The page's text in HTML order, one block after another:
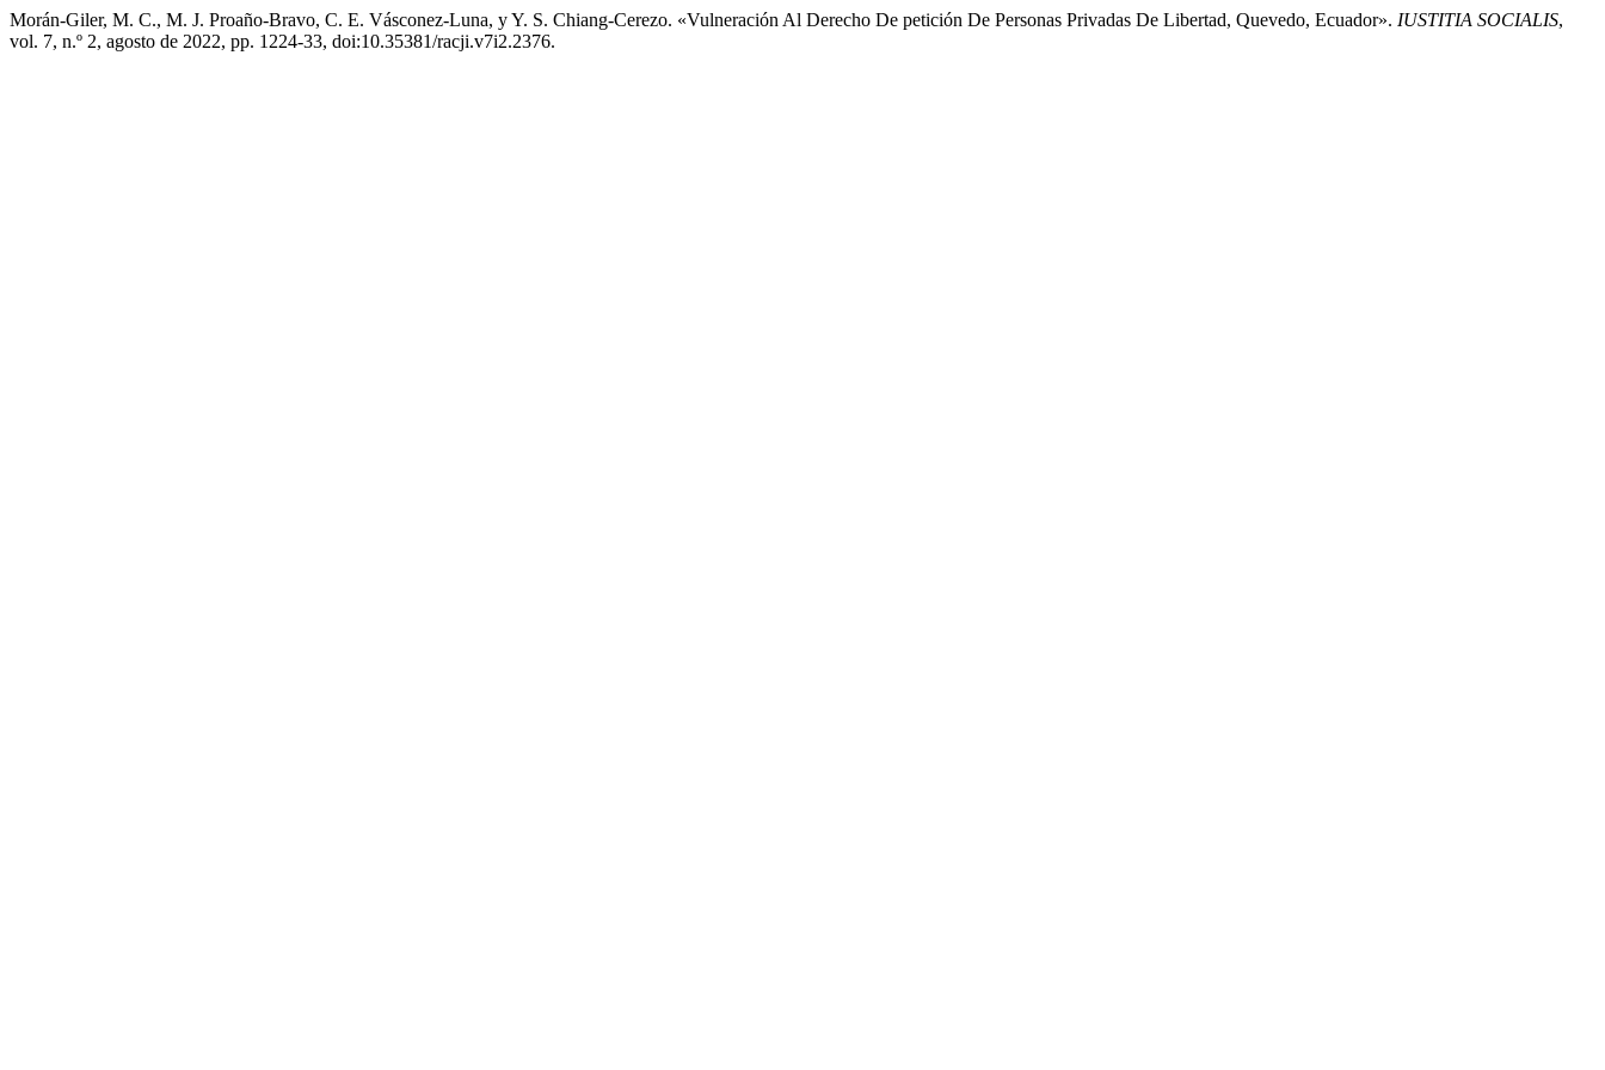
Morán-Giler, M. C., M. J. Proaño-Bravo, C. E. Vásconez-Luna, y Y. S. Chiang-Cerezo. «Vulneración Al Derecho De petición De Personas Privadas De Libertad, Quevedo, Ecuador». IUSTITIA SOCIALIS,
vol. 7, n.º 2, agosto de 2022, pp. 1224-33, doi:10.35381/racji.v7i2.2376.